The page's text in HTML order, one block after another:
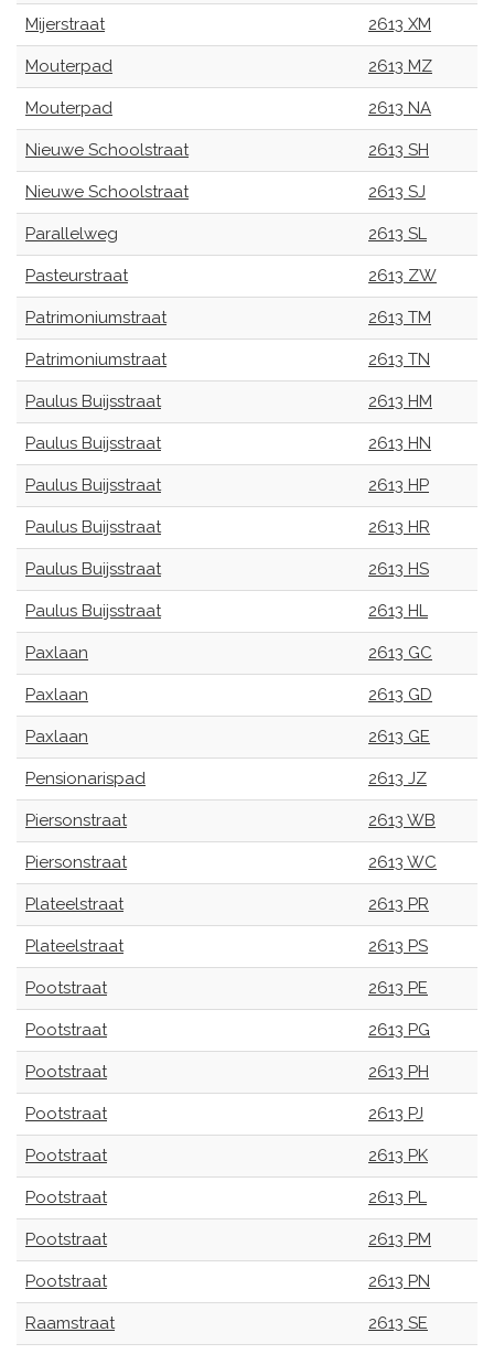
Mijerstraat 2613 XM
Mouterpad 2613 MZ
Mouterpad 2613 NA
Nieuwe Schoolstraat 2613 SH
Nieuwe Schoolstraat 2613 SJ
Parallelweg 2613 SL
Pasteurstraat 2613 ZW
Patrimoniumstraat 2613 TM
Patrimoniumstraat 2613 TN
Paulus Buijsstraat 2613 HM
Paulus Buijsstraat 2613 HN
Paulus Buijsstraat 2613 HP
Paulus Buijsstraat 2613 HR
Paulus Buijsstraat 2613 HS
Paulus Buijsstraat 2613 HL
Paxlaan 2613 GC
Paxlaan 2613 GD
Paxlaan 2613 GE
Pensionarispad 2613 JZ
Piersonstraat 2613 WB
Piersonstraat 2613 WC
Plateelstraat 2613 PR
Plateelstraat 2613 PS
Pootstraat 2613 PE
Pootstraat 2613 PG
Pootstraat 2613 PH
Pootstraat 2613 PJ
Pootstraat 2613 PK
Pootstraat 2613 PL
Pootstraat 2613 PM
Pootstraat 2613 PN
Raamstraat 2613 SE